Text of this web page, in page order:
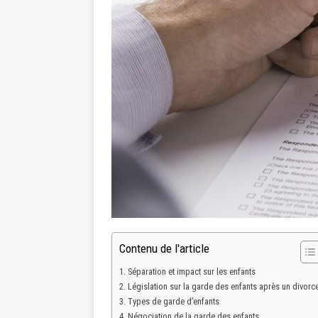
Contenu de l'article
Séparation et impact sur les enfants
Législation sur la garde des enfants après un
Types de garde d’enfants